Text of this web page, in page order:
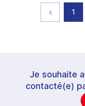
Pagepage
1
Je souhaite
contacté(e)